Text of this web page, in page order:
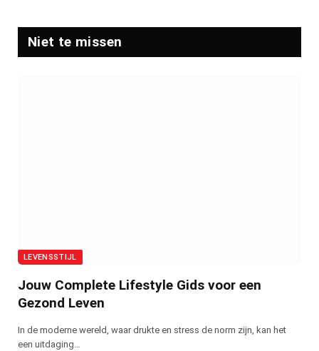
Niet te missen
LEVENSSTIJL
Jouw Complete Lifestyle Gids voor een
Gezond Leven
In de moderne wereld, waar drukte en stress de norm zijn, kan het
een uitdaging…